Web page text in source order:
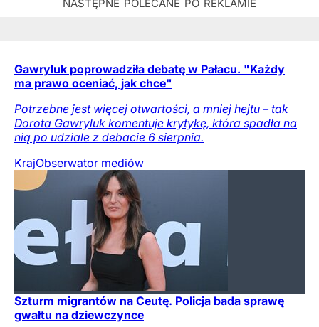
Gawryluk poprowadziła debatę w Pałacu. "Każdy
ma prawo oceniać, jak chce"
Potrzebne jest więcej otwartości, a mniej hejtu – tak
Dorota Gawryluk komentuje krytykę, która spadła na
nią po udziale z debacie 6 sierpnia.
KrajObserwator mediów
Szturm migrantów na Ceutę. Policja bada sprawę
gwałtu na dziewczynce